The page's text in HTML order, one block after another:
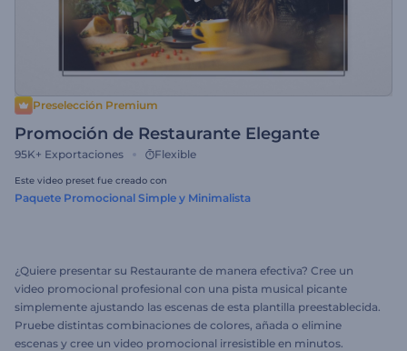
Preselección Premium
Promoción de Restaurante Elegante
95K+ Exportaciones Flexible
Este video preset fue creado con
Paquete Promocional Simple y Minimalista
¿Quiere presentar su Restaurante de manera efectiva? Cree un
video promocional profesional con una pista musical picante
simplemente ajustando las escenas de esta plantilla preestablecida.
Pruebe distintas combinaciones de colores, añada o elimine
escenas y cree un video promocional irresistible en minutos.